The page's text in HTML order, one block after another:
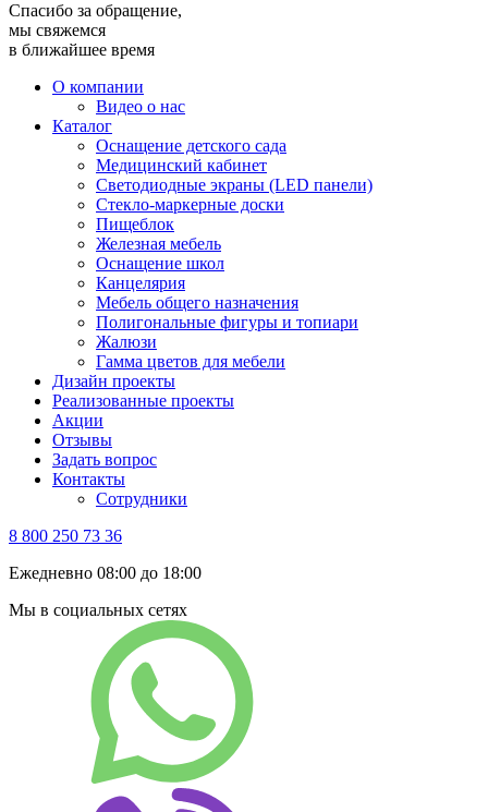
Спасибо за обращение,
мы свяжемся
в ближайшее время
О компании
Видео о нас
Каталог
Оснащение детского сада
Медицинский кабинет
Светодиодные экраны (LED панели)
Стекло-маркерные доски
Пищеблок
Железная мебель
Оснащение школ
Канцелярия
Мебель общего назначения
Полигональные фигуры и топиари
Жалюзи
Гамма цветов для мебели
Дизайн проекты
Реализованные проекты
Акции
Отзывы
Задать вопрос
Контакты
Сотрудники
8 800 250 73 36
Ежедневно 08:00 до 18:00
Мы в социальных сетях